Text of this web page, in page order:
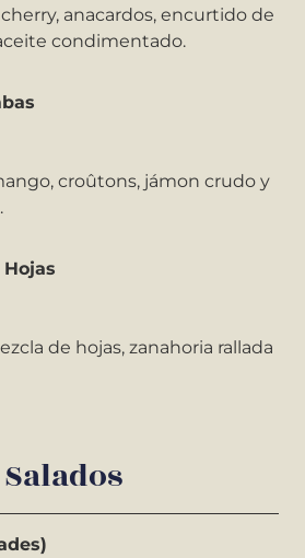
anacardos, encurtido de
condimentado.
croûtons, jámon crudo y
de hojas, zanahoria rallada